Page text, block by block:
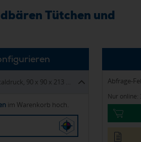
Tütchen und
90 x 90 x 213 m
im Warenkorb hoch.
Abfrage-
Nur online: